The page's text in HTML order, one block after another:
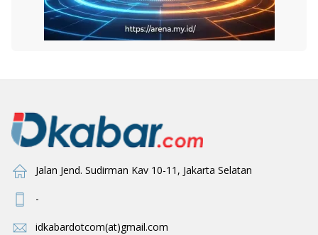
Jalan Jend. Sudirman Kav 10-11, Jakarta Selatan
-
idkabardotcom(at)gmail.com